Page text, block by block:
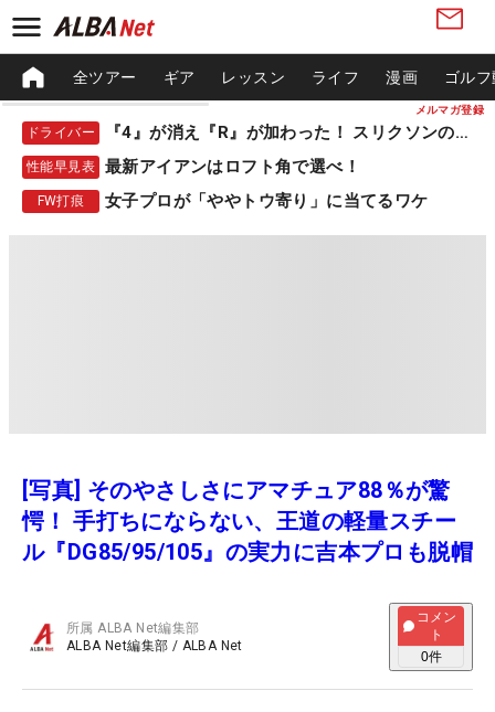
メルマガ登録
全ツアー ギア レッスン ライフ 漫画 ゴル
ドライバー 『4』が消え『R』が加わった！ スリクソンの新作
性能早見表 最新アイアンはロフト角で選べ！
FW打痕 女子プロが「ややトウ寄り」に当てるワケ
[写真] そのやさしさにアマチュア88％が驚
愕！ 手打ちにならない、王道の軽量スチー
ル『DG85/95/105』の実力に吉本プロも脱帽
所属ALBA Net編集部
ALBA Net編集部 / ALBA Net
コメン
ト
0件